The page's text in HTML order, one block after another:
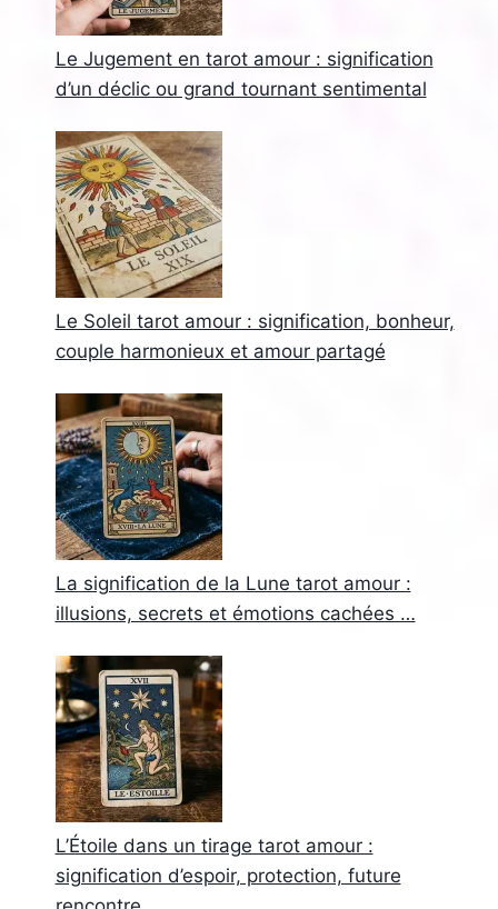
Le Jugement en tarot amour : signification
d’un déclic ou grand tournant sentimental
Le Soleil tarot amour : signification, bonheur,
couple harmonieux et amour partagé
La signification de la Lune tarot amour :
illusions, secrets et émotions cachées …
L’Étoile dans un tirage tarot amour :
signification d’espoir, protection, future